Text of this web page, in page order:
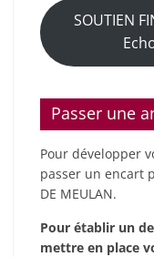
SOUTIEN
Passer une
Pour développer
passer un encart
DE MEULAN.
Pour établir un
mettre en place